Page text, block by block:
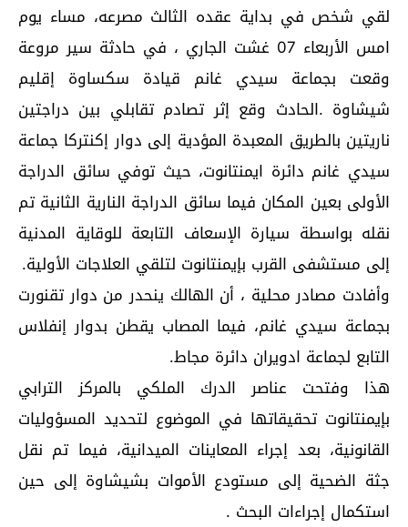
لقي شخص في بداية عقده الثالث مصرعه، مساء يوم
امس الأربعاء 07 غشت الجاري ، في حادثة سير مروعة
وقعت بجماعة سيدي غانم قيادة سكساوة إقليم
شيشاوة .الحادث وقع إثر تصادم تقابلي بين دراجتين
ناريتين بالطريق المعبدة المؤدية إلى دوار إكنتركا جماعة
سيدي غانم دائرة ايمنتانوت، حيث توفي سائق الدراجة
الأولى بعين المكان فيما سائق الدراجة النارية الثانية تم
نقله بواسطة سيارة الإسعاف التابعة للوقاية المدنية
إلى مستشفى القرب بإيمنتانوت لتلقي العلاجات الأولية.
وأفادت مصادر محلية ، أن الهالك ينحدر من دوار تقنورت
بجماعة سيدي غانم، فيما المصاب يقطن بدوار إنفلاس
التابع لجماعة ادويران دائرة مجاط.
هذا وفتحت عناصر الدرك الملكي بالمركز الترابي
بإيمنتانوت تحقيقاتها في الموضوع لتحديد المسؤوليات
القانونية، بعد إجراء المعاينات الميدانية، فيما تم نقل
جثة الضحية إلى مستودع الأموات بشيشاوة إلى حين
استكمال إجراءات البحث .